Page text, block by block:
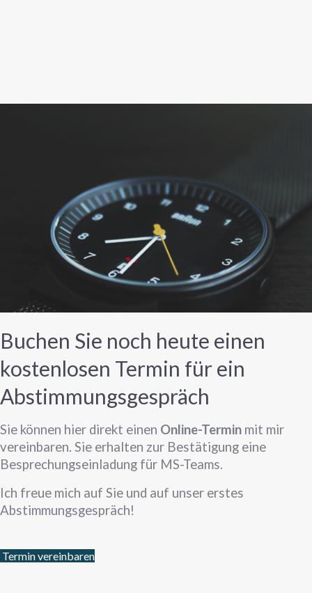
Buchen Sie noch heute einen
kostenlosen Termin für ein
Abstimmungsgespräch
Sie können hier direkt einen Online-Termin mit mir
vereinbaren. Sie erhalten zur Bestätigung eine
Besprechungseinladung für MS-Teams.
Ich freue mich auf Sie und auf unser erstes
Abstimmungsgespräch!
Termin vereinbaren